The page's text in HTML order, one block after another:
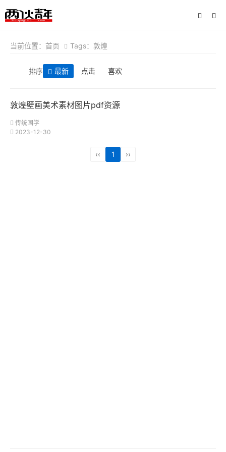
当前位置： 首页 Tags：敦煌
排序 最新 点击 喜欢
敦煌壁画美术素材图片pdf资源
传统国学
2023-12-30
‹‹ 1 ››